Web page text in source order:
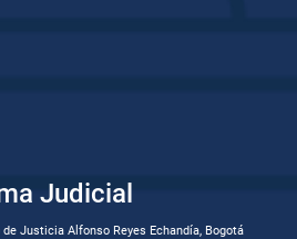
Judicial
Justicia Alfonso Reyes Echandía, Bogotá